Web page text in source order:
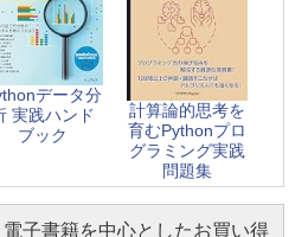
データ分
実践ハンド
ブック
計算論的思考を
育むPythonプロ
グラミング実践
問題集
子書籍を中心としたお買い得